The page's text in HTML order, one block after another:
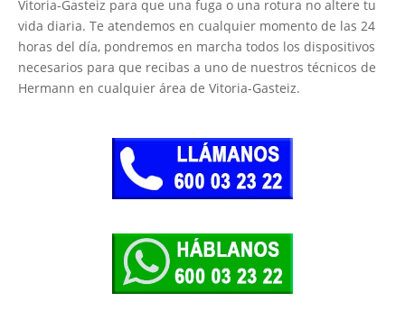
Vitoria-Gasteiz para que una fuga o una rotura no altere tu
vida diaria. Te atendemos en cualquier momento de las 24
horas del día, pondremos en marcha todos los dispositivos
necesarios para que recibas a uno de nuestros técnicos de
Hermann en cualquier área de Vitoria-Gasteiz.